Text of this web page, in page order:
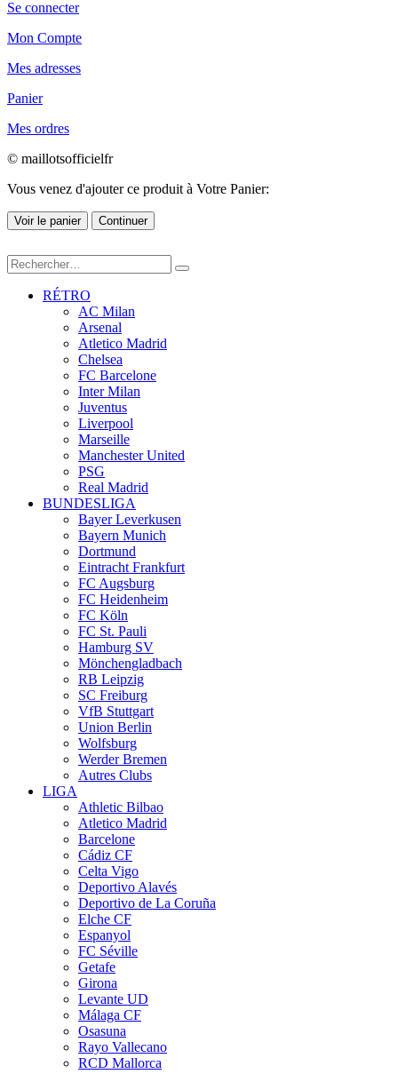
Se connecter
Mon Compte
Mes adresses
Panier
Mes ordres
© maillotsofficielfr
Vous venez d'ajouter ce produit à Votre Panier:
Voir le panier Continuer
RÉTRO
AC Milan
Arsenal
Atletico Madrid
Chelsea
FC Barcelone
Inter Milan
Juventus
Liverpool
Marseille
Manchester United
PSG
Real Madrid
BUNDESLIGA
Bayer Leverkusen
Bayern Munich
Dortmund
Eintracht Frankfurt
FC Augsburg
FC Heidenheim
FC Köln
FC St. Pauli
Hamburg SV
Mönchengladbach
RB Leipzig
SC Freiburg
VfB Stuttgart
Union Berlin
Wolfsburg
Werder Bremen
Autres Clubs
LIGA
Athletic Bilbao
Atletico Madrid
Barcelone
Cádiz CF
Celta Vigo
Deportivo Alavés
Deportivo de La Coruña
Elche CF
Espanyol
FC Séville
Getafe
Girona
Levante UD
Málaga CF
Osasuna
Rayo Vallecano
RCD Mallorca